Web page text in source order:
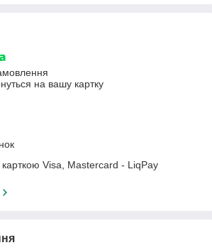
на вашу картку
Visa, Mastercard - LiqPay